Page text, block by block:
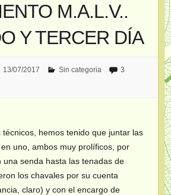
M.A.L.V..
Y TERCER DÍA
13/07/2017 Sin categoria
3
técnicos, hemos tenido que juntar las
uno, ambos muy prolíficos, por
una senda hasta las tenadas de
los chavales por su cuenta
claro) y con el encargo de